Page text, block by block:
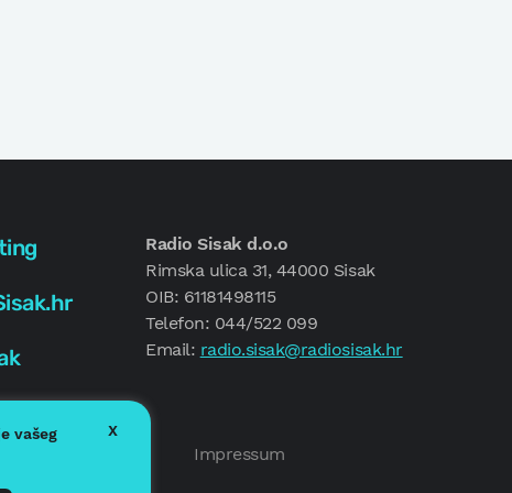
Radio Sisak d.o.o
Rimska ulica 31, 44000 Sisak
OIB: 61181498115
Telefon: 044/522 099
Email: radio.sisak@radiosisak.hr
Impressum
vašeg
X